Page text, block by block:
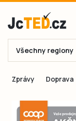
E-mail
Všechny regiony
Zprávy Doprava